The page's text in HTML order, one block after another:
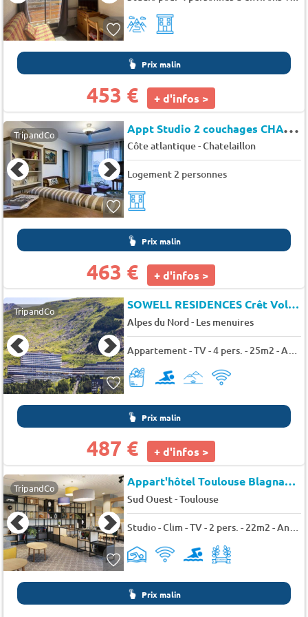
Prix malin
453 € + d'infos >
TripandCo A
ppt Studio 2 couchages CHATELAILLON PLAGE - Chalet de jeanne d'arc
Côte atlantique-Chatelaillon
Logement 2 personnes
Prix malin
463 € + d'infos >
TripandCo SOWELL RESIDENCES Crêt Voland
Alpes du Nord- Les menuires
Appartement - TV - 4 pers. - 25m2 - Animaux admis
Prix malin
487 € + d'infos >
TripandCo Appart'hôtel Toulouse Blagnac Aéroport
Sud Ouest-Toulouse
Prix malin